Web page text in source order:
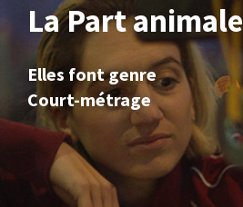
La Part animale
Elles font genre
Court-métrage